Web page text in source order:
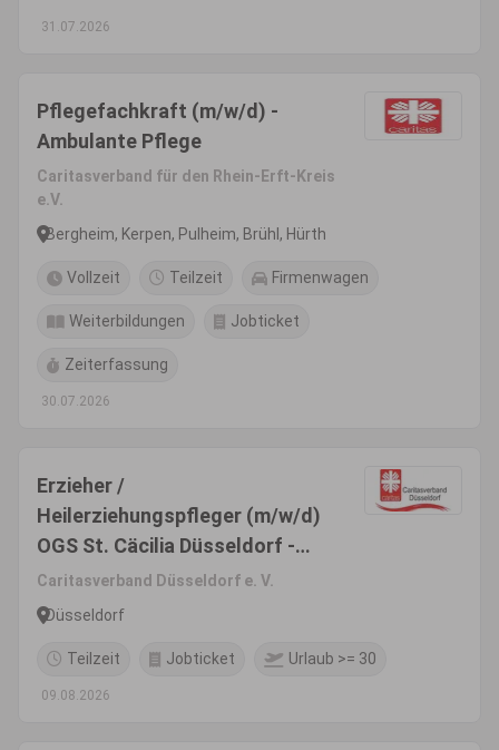
31.07.2026
Pflegefachkraft (m/w/d) -
Ambulante Pflege
Caritasverband für den Rhein-Erft-Kreis
e.V.
Bergheim, Kerpen, Pulheim, Brühl, Hürth
Vollzeit Teilzeit Firmenwagen
Weiterbildungen Jobticket
Zeiterfassung
30.07.2026
Erzieher /
Heilerziehungspfleger (m/w/d)
OGS St. Cäcilia Düsseldorf -
Benrath
Caritasverband Düsseldorf e. V.
Düsseldorf
Teilzeit Jobticket Urlaub >= 30
09.08.2026